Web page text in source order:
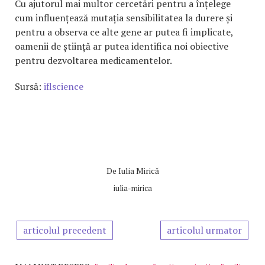
Cu ajutorul mai multor cercetări pentru a înțelege
cum influențează mutația sensibilitatea la durere și
pentru a observa ce alte gene ar putea fi implicate,
oamenii de știință ar putea identifica noi obiective
pentru dezvoltarea medicamentelor.
Sursă: iflscience
De Iulia Mirică
iulia-mirica
articolul precedent articolul urmator